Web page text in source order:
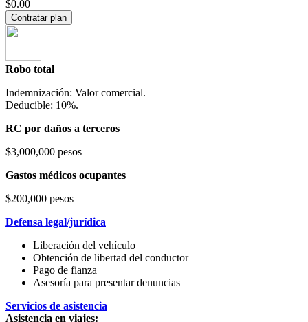
$0.00
Contratar plan
Robo total
Indemnización: Valor comercial.
Deducible: 10%.
RC por daños a terceros
$3,000,000 pesos
Gastos médicos ocupantes
$200,000 pesos
Defensa legal/jurídica
Liberación del vehículo
Obtención de libertad del conductor
Pago de fianza
Asesoría para presentar denuncias
Servicios de asistencia
Asistencia en viajes: